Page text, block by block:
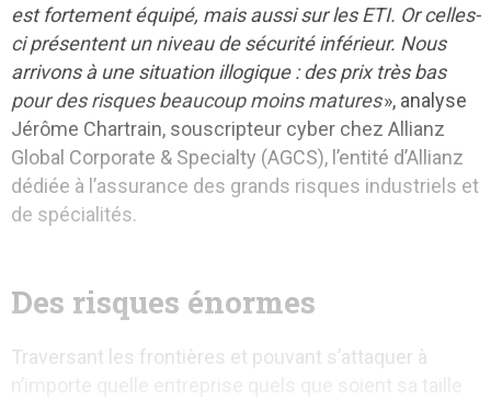
est fortement équipé, mais aussi sur les ETI. Or celles-
ci présentent un niveau de sécurité inférieur. Nous
arrivons à une situation illogique : des prix très bas
pour des risques beaucoup moins matures», analyse
Jérôme Chartrain, souscripteur cyber chez Allianz
Global Corporate & Specialty (AGCS), l’entité d’Allianz
dédiée à l’assurance des grands risques industriels et
de spécialités.
Des risques énormes
Traversant les frontières et pouvant s’attaquer à